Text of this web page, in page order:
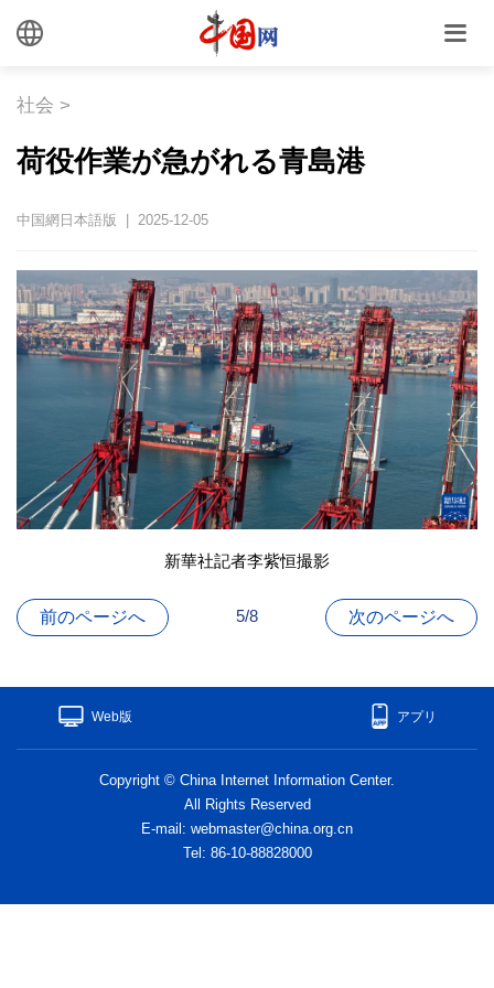
社会 >
荷役作業が急がれる青島港
中国網日本語版 | 2025-12-05
新華社記者李紫恒撮影
前のページへ 5/8 次のページへ
Web版 アプリ
Copyright © China Internet Information Center.
All Rights Reserved
E-mail: webmaster@china.org.cn
Tel: 86-10-88828000